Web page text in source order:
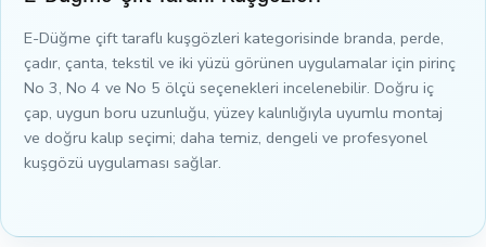
E-Düğme çift taraflı kuşgözleri kategorisinde branda, perde,
çadır, çanta, tekstil ve iki yüzü görünen uygulamalar için pirinç
No 3, No 4 ve No 5 ölçü seçenekleri incelenebilir. Doğru iç
çap, uygun boru uzunluğu, yüzey kalınlığıyla uyumlu montaj
ve doğru kalıp seçimi; daha temiz, dengeli ve profesyonel
kuşgözü uygulaması sağlar.